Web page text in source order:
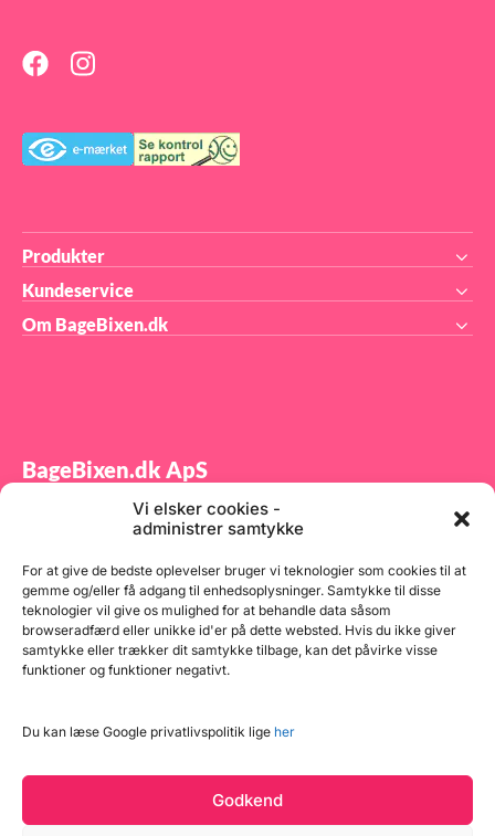
Vi elsker cookies -
administrer samtykke
For at give de bedste oplevelser bruger vi teknologier som cookies til at
gemme og/eller få adgang til enhedsoplysninger. Samtykke til disse
teknologier vil give os mulighed for at behandle data såsom
browseradfærd eller unikke id'er på dette websted. Hvis du ikke giver
samtykke eller trækker dit samtykke tilbage, kan det påvirke visse
funktioner og funktioner negativt.
Du kan læse Google privatlivspolitik lige her
Godkend
Produkter
Kundeservice
Om BageBixen.dk
BageBixen.dk ApS
Tilmeld dig vores nyhedsbrev og modtag gode tilbud
samt spændende produktnyheder direkte i din
indbakke.